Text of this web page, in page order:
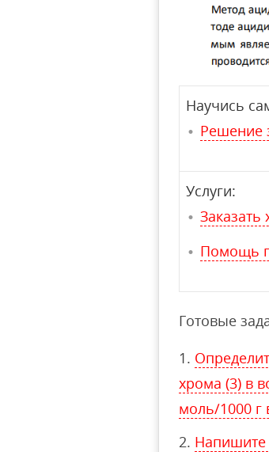
Научись
Решение
Услуги:
Помощь
Готовые
хрома (3) в
моль/1000 г
Напишите